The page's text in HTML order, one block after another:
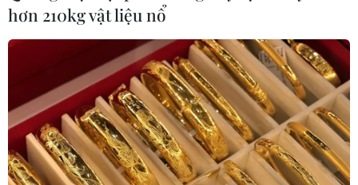
hơn 210kg vật liệu nổ